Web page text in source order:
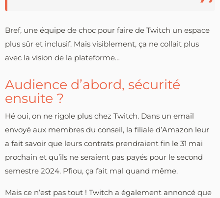
Bref, une équipe de choc pour faire de Twitch un espace
plus sûr et inclusif. Mais visiblement, ça ne collait plus
avec la vision de la plateforme…
Audience d’abord, sécurité
ensuite ?
Hé oui, on ne rigole plus chez Twitch. Dans un email
envoyé aux membres du conseil, la filiale d’Amazon leur
a fait savoir que leurs contrats prendraient fin le 31 mai
prochain et qu’ils ne seraient pas payés pour le second
semestre 2024. Pfiou, ça fait mal quand même.
Mais ce n’est pas tout ! Twitch a également annoncé que